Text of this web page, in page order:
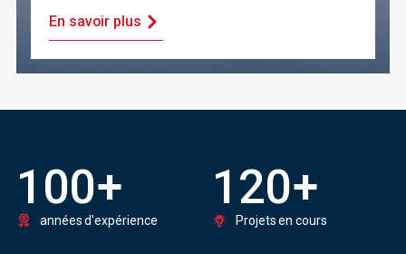
En savoir plus
100+
années d'expérience
120+
Projets en cours